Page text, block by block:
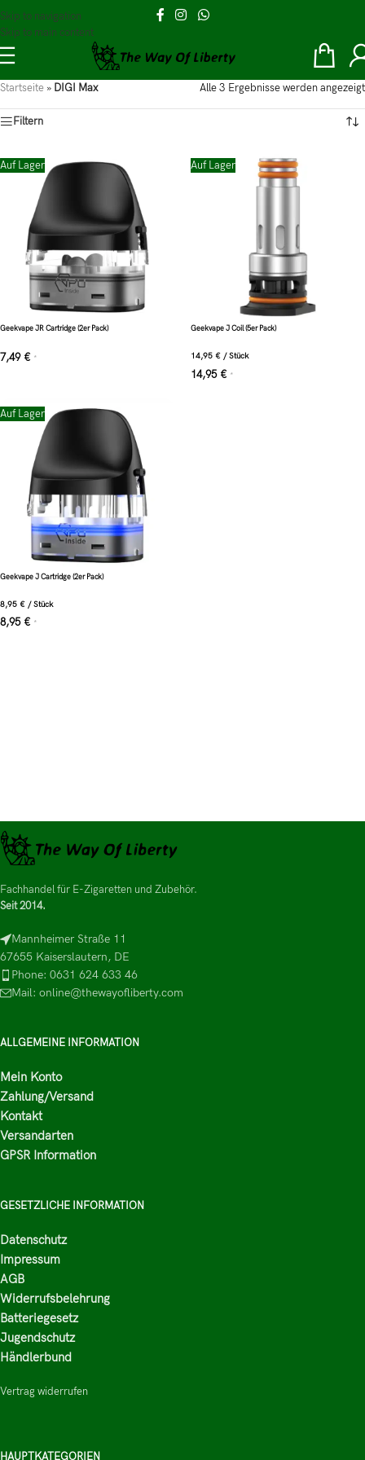
Skip to navigation
Skip to main content
Startseite » DIGI Max Alle 3 Ergebnisse werden angezeigt
Filtern
Auf Lager
Geekvape JR Cartridge (2er Pack)
7,49 € *
Auf Lager
Geekvape J Coil (5er Pack)
14,95 € /Stück
14,95 € *
Auf Lager
Geekvape J Cartridge (2er Pack)
8,95 € /Stück
8,95 € *
Fachhandel für E-Zigaretten und Zubehör.
Seit 2014.
Mannheimer Straße 11
67655 Kaiserslautern, DE
Phone: 0631 624 633 46
Mail: online@thewayofliberty.com
ALLGEMEINE INFORMATION
Mein Konto
Zahlung/Versand
Kontakt
Versandarten
GPSR Information
GESETZLICHE INFORMATION
Datenschutz
Impressum
AGB
Widerrufsbelehrung
Batteriegesetz
Jugendschutz
Händlerbund
Vertrag widerrufen
HAUPTKATEGORIEN